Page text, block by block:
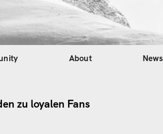
About News
zu loyalen Fans